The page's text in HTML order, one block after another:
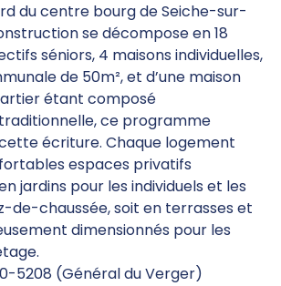
du centre bourg de Seiche-sur-
se décompose en 18
séniors, 4 maisons individuelles,
de 50m², et d’une maison
étant composé
ce programme
écriture. Chaque logement
espaces privatifs
jardins pour les individuels et les
de-chaussée, soit en terrasses et
dimensionnés pour les
5208 (Général du Verger)